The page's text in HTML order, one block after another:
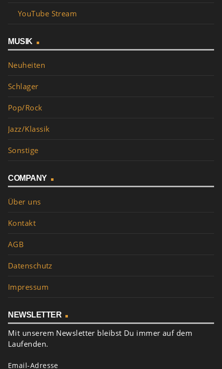
YouTube Stream
MUSIK
Neuheiten
Schlager
Pop/Rock
Jazz/Klassik
Sonstige
COMPANY
Über uns
Kontakt
AGB
Datenschutz
Impressum
NEWSLETTER
Mit unserem Newsletter bleibst Du immer auf dem
Laufenden.
Email-Adresse